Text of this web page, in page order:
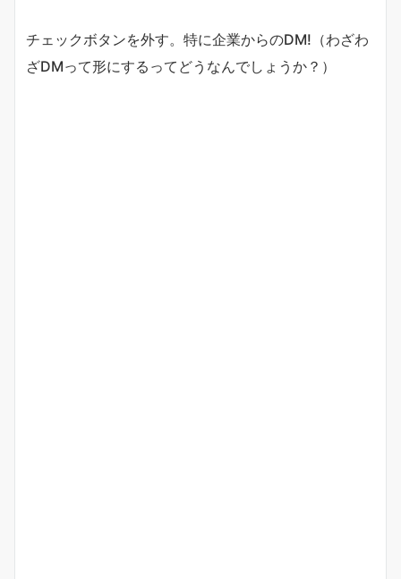
チェックボタンを外す。特に企業からのDM!（わざわ
ざDMって形にするってどうなんでしょうか？）